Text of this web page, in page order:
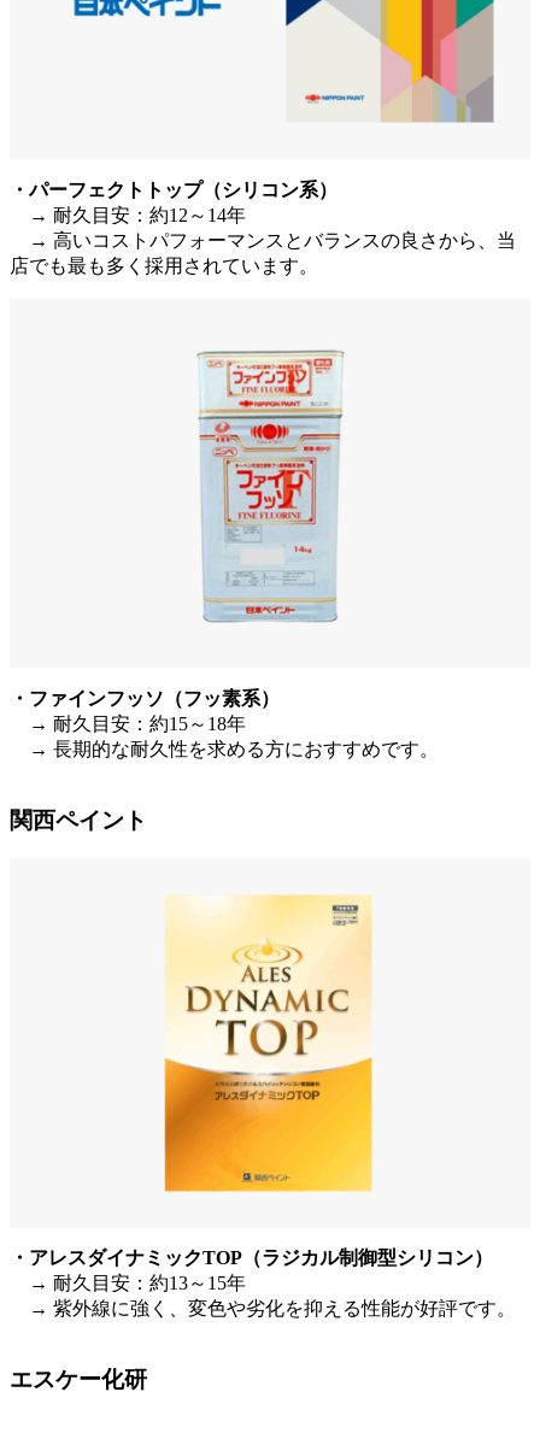
・パーフェクトトップ（シリコン系）
→ 耐久目安：約12～14年
→ 高いコストパフォーマンスとバランスの良さから、当
店でも最も多く採用されています。
・ファインフッソ（フッ素系）
→ 耐久目安：約15～18年
→ 長期的な耐久性を求める方におすすめです。
関西ペイント
・アレスダイナミックTOP（ラジカル制御型シリコン）
→ 耐久目安：約13～15年
→ 紫外線に強く、変色や劣化を抑える性能が好評です。
エスケー化研